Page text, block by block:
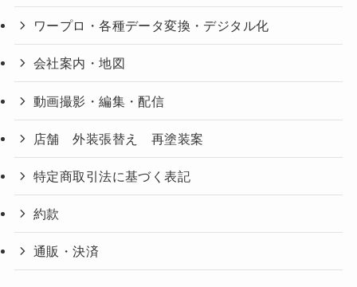
ワープロ・各種データ変換・デジタル化
会社案内・地図
動画撮影・編集・配信
店舗 外装張替え 再塗装案
特定商取引法に基づく表記
約款
通販・決済